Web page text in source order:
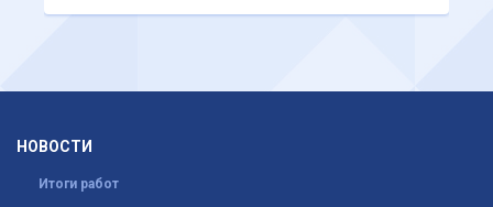
НОВОСТИ
Итоги работ